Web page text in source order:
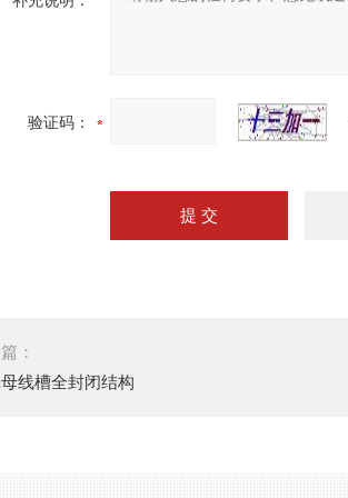
验证码：
：
线槽全封闭结构